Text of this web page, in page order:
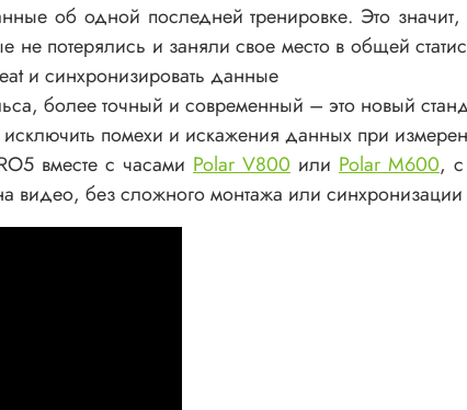
об одной последней тренировке. Это
потерялись и заняли свое место в общей
и синхронизировать данные
более точный и современный – это новый
помехи и искажения данных при
вместе с часами Polar V800 или Polar M600,
видео, без сложного монтажа или